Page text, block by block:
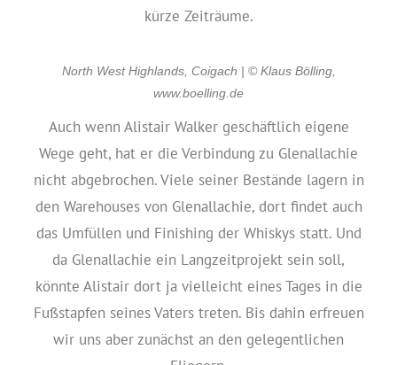
kürze Zeiträume.
North West Highlands, Coigach | © Klaus Bölling,
www.boelling.de
Auch wenn Alistair Walker geschäftlich eigene
Wege geht, hat er die Verbindung zu Glenallachie
nicht abgebrochen. Viele seiner Bestände lagern in
den Warehouses von Glenallachie, dort findet auch
das Umfüllen und Finishing der Whiskys statt. Und
da Glenallachie ein Langzeitprojekt sein soll,
könnte Alistair dort ja vielleicht eines Tages in die
Fußstapfen seines Vaters treten. Bis dahin erfreuen
wir uns aber zunächst an den gelegentlichen